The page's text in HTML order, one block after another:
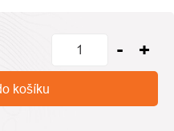
košíku